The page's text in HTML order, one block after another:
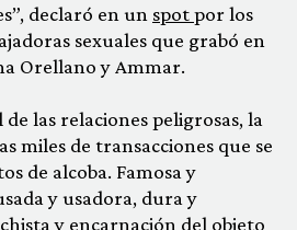
declaró en un spotpor los
sexuales que grabó en
Orellano y Ammar.
las relaciones peligrosas, la
miles de transacciones que se
de alcoba. Famosa y
y usadora, dura y
y encarnación del objeto